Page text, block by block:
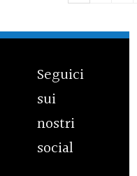
Seguici
sui
nostri
social